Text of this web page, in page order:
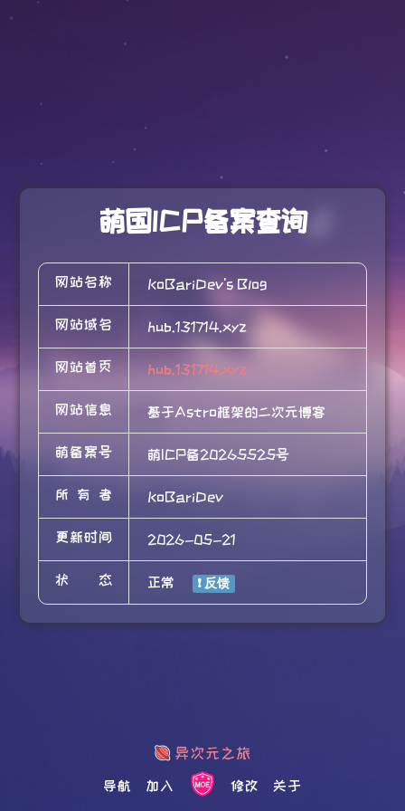
萌国ICP备案查询
网站名称 KoBariDev's Blog
网站域名 hub.131714.xyz
网站首页 hub.131714.xyz
网站信息 基于Astro框架的二次元博客
萌备案号 萌ICP备20265525号
所有者 KoBariDev
更新时间 2026-05-21
状态 正常
导航 加入 修改 关于